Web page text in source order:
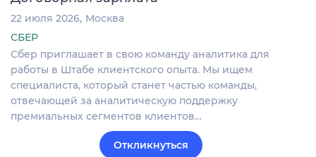
22 июля 2026 Москва
СБЕР
Сбер приглашает в свою команду аналитика для
работы в Штабе клиентского опыта. Мы ищем
специалиста, который станет частью команды,
отвечающей за аналитическую поддержку
премиальных сегментов клиентов…
Откликнуться